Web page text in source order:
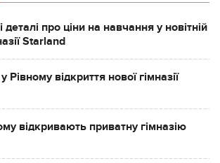
про ціни на навчання у новітній
Starland
відкриття нової гімназії
відкривають приватну гімназію